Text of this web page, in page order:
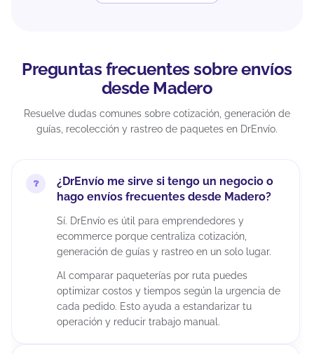
Preguntas frecuentes sobre envíos
desde Madero
Resuelve dudas comunes sobre cotización, generación de
guías, recolección y rastreo de paquetes en DrEnvío.
¿DrEnvío me sirve si tengo un negocio o
hago envíos frecuentes desde Madero?
Sí. DrEnvío es útil para emprendedores y
ecommerce porque centraliza cotización,
generación de guías y rastreo en un solo lugar.
Al comparar paqueterías por ruta puedes
optimizar costos y tiempos según la urgencia de
cada pedido. Esto ayuda a estandarizar tu
operación y reducir trabajo manual.